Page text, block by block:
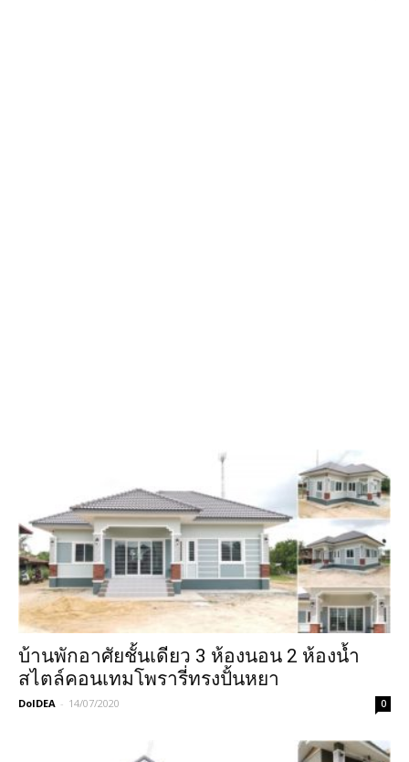
บ้านพักอาศัยชั้นเดียว 3​ ห้องนอน​ 2​ ห้อ​งน้ำ​
สไตล์คอนเทมโพรารี่ทรงปั้นหยา
DoIDEA - 14/07/2020 0